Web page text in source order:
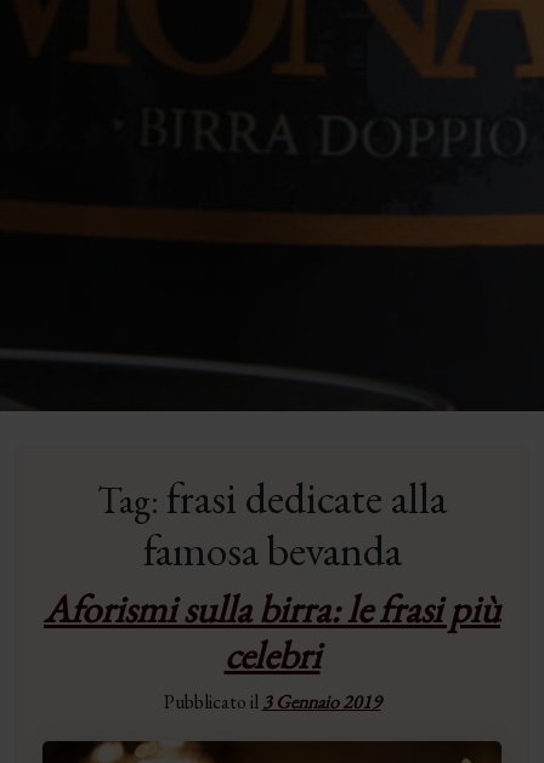
Tag: frasi dedicate alla
famosa bevanda
Aforismi sulla birra: le frasi più
celebri
Pubblicato il3 Gennaio 2019